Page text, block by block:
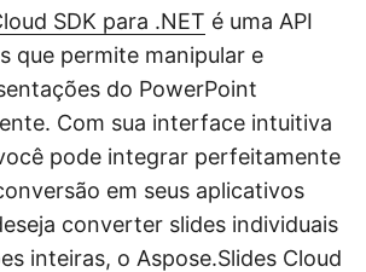
SDK para .NET é uma API
que permite manipular e
do PowerPoint
Com sua interface intuitiva
pode integrar perfeitamente
em seus aplicativos
converter slides individuais
inteiras, o Aspose.Slides Cloud